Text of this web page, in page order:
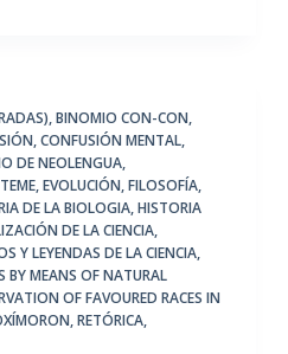
,BINOMIO CON-CON,
,CONFUSIÓN MENTAL,
DE NEOLENGUA,
,EVOLUCIÓN,FILOSOFÍA,
DE LA BIOLOGIA,HISTORIA
DE LA CIENCIA,
Y LEYENDAS DE LA CIENCIA,
BY MEANS OF NATURAL
OF FAVOURED RACES IN
,RETÓRICA,